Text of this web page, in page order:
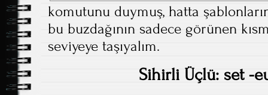
komutunu duymuş, hatta
bu buzdağının sadece görünen
seviyeye taşıyalım.
Sihirli Üçlü: set -